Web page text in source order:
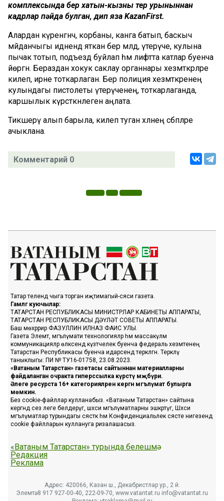
комплексында бер хатын-кызны үтерү урыныннан
кадрлар пәйда булган, дип яза KazanFirst.
Алардан күренгәнчә, корбаны, канга батып, баскыч
мәйданчыгы идәнендә яткан бер мәлдә, үтерүче, кулына
пычак тотып, подъезд буйлап һәм лифтта катлар буенча
йөргән. Бераздан хокук саклау органнары хезмәткәрләре
килеп, ирне тоткарлаган. Бер полиция хезмәткәренең
кулындагы пистолеты үтерүченең, тоткарлаганда,
каршылык күрсәткәнлеген аңлата.
Тикшерү алып барыла, килеп туган хәлнең сәбәпләре
ачыклана.
Комментарий 0
Татар телендә чыга торган иҗтимагый-сәяси газета.
Гамәлгә куючылар:
ТАТАРСТАН РЕСПУБЛИКАСЫ МИНИСТРЛАР КАБИНЕТЫ АППАРАТЫ,
ТАТАРСТАН РЕСПУБЛИКАСЫ ДӘҮЛӘТ СОВЕТЫ АППАРАТЫ.
Баш мөхәррир ФАЗУЛЛИН ИЛНАЗ ФАИС УЛЫ.
Газета Элемтә, мәгълүмати технологияләр һәм массакүләм
коммуникацияләр өлкәсендә күзәтчелек буенча федераль хезмәтенең
Татарстан Республикасы буенча идарәсендә теркәлгән. Теркәлү
таныклыгы: ПИ № ТУ16-01758, 23.08.2023.
«Ватаным Татарстан» газетасы сайтыннан материалларны
файдаланган очракта гиперссылка күрсәтү мәҗбүри.
Әлеге ресурста 16+ категорияләренә кергән мәгълүмат булырга
мөмкин.
Без cookie-файллар кулланабыз. «Ватаным Татарстан» сайтына
кергәндә сез әлеге белдерүгә, шәхси мәгълүматларны эшкәртүгә, Шәхси
мәгълүматлар турындагы сәясәткә һәм Конфиденциальлек сәясәте нигезендә
cookie файлларын куллануга ризалашасыз.
«Ватаным Татарстан» турында белешмә
Редакция
Реклама
Адрес: 420066, Казан ш., Декабристлар ур., 2 й.
Элемтә: 8 917 927-00-40, 222-09-70, www.vatantat.ru info@vatantat.ru